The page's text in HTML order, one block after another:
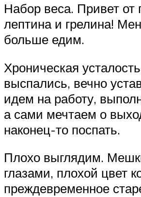
Набор веса. Привет от
лептина и грелина!
больше едим.
Хроническая
выспались, вечно
идем на работу,
а сами мечтаем о
наконец-то поспать.
Плохо выглядим.
глазами, плохой цвет
преждевременное